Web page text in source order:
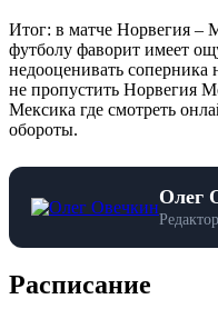
Итог: в матче Норвегия –
футболу фаворит имеет
недооценивать соперника
не пропустить Норвегия
Мексика где смотреть
обороты.
Олег
Расписание